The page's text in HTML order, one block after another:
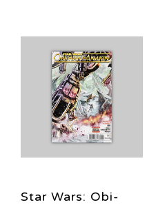
Star Wars: Obi-